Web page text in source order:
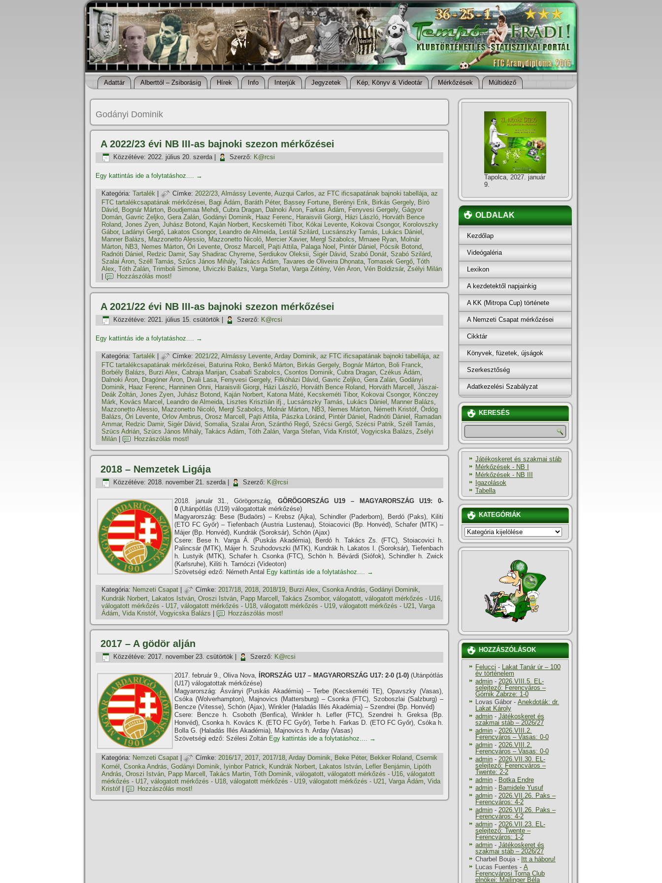
Adattár Alberttól – Zsiborásig Hí­rek Info Interjúk Jegyzetek Kép, Könyv & Videotár Mérkőzések Múltidéző
Godányi Dominik
A 2022/23 évi NB III-as bajnoki szezon mérkőzései
Közzétéve: 2022. július 20. szerda| Szerző: K@rcsi
Egy kattintás ide a folytatáshoz.... →
Kategória: Tartalék Címke: 2022/23, Almássy Levente, Auzqui Carlos, az FTC ificsapatának bajnoki tabellája, az
FTC tartalékcsapatának mérkőzései, Bagi Ádám, Baráth Péter, Bassey Fortune, Berényi Erik, Birkás Gergely, Bíró
Dávid, Bognár Márton, Boudjemaa Mehdi, Cubra Dragan, Dalnoki Áron, Farkas Ádám, Fenyvesi Gergely, Gágyor
Domán, Gavric Zeljko, Gera Zalán, Godányi Dominik, Haaz Ferenc, Haraisvili Giorgi, Házi László, Horváth Bence
Roland, Jones Zyen, Juhász Botond, Kaján Norbert, Kecskeméti Tibor, Kókai Levente, Kokovai Csongor, Korolovszky
Gábor, Ladányi Gergő, Lakatos Csongor, Leandro de Almeida, Lestál Szilárd, Lucsánszky Tamás, Lukács Dániel ,
Manner Balázs, Mazzonetto Alessio, Mazzonetto Nicoló, Mercier Xavier, Mergl Szabolcs, Mmaee Ryan, Molnár
Márton, NB3, Nemes Márton, Őri Levente, Orosz Marcell , Pajti Attila, Palaga Noel , Pintér Dániel , Pócsik Botond,
Radnóti Dániel , Redzic Damir, Say Shadirac Chyreme, Serdiukov Oleksii, Sigér Dávid, Szabó Donát, Szabó Szilárd,
Szalai Áron, Széll Tamás, Szűcs János Mihály, Takács Ádám, Tavares de Oliveira Dhonata, Tomasek Gergő, Tóth
Alex, Tóth Zalán, Trimboli Simone, Ulviczki Balázs, Varga Stefan, Varga Zétény, Vén Áron, Vén Boldizsár, Zsélyi Milán
Hozzászólás most!
A 2021/22 évi NB III-as bajnoki szezon mérkőzései
Közzétéve: 2021. július 15. csütörtök Szerző: K@rcsi
Egy kattintás ide a folytatáshoz.... →
Kategória: Tartalék Címke: 2021/22, Almássy Levente, Arday Dominik, az FTC ificsapatának bajnoki tabellája, az
FTC tartalékcsapatának mérkőzései, Baturina Roko, Benkő Márton, Birkás Gergely, Bognár Márton, Boli Franck,
Borbély Balázs, Burzi Alex, Cabraja Marijan, Csabafi Szabolcs, Csontos Dominik, Cubra Dragan, Czékus Ádám,
Dalnoki Áron, Dragóner Áron, Dvali Lasa, Fenyvesi Gergely, Filkóházi Dávid, Gavric Zeljko, Gera Zalán, Godányi
Dominik, Haaz Ferenc, Hanninen Onni, Haraisvili Giorgi, Házi László, Horváth Bence Roland, Horváth Marcell , Jászai-
Deák Zoltán, Jones Zyen, Juhász Botond, Kaján Norbert, Katona Máté, Kecskeméti Tibor, Kokovai Csongor, Könczey
Márk, Kovács Marcel , Leandro de Almeida, Lisztes Krisztián ifj., Lucsánszky Tamás, Lukács Dániel , Manner Balázs,
Mazzonetto Alessio, Mazzonetto Nicoló, Mergl Szabolcs, Molnár Márton, NB3, Nemes Márton, Németh Kristóf, Ördög
Balázs, Őri Levente, Orlov Ambrus, Orosz Marcell , Pajti Attila, Pászka Lóránd, Pintér Dániel , Radnóti Dániel , Ramadan
Ammar, Redzic Damir, Sigér Dávid, Somalia, Szalai Áron, Szánthó Regő, Szécsi Gergő, Szécsi Patrik, Széll Tamás,
Szücs Adrián, Szücs János Mihály, Takács Ádám, Tóth Zalán, Varga Stefan, Vida Kristóf, Vogyicska Balázs, Zsélyi
Milán
Hozzászólás most!
2018 – Nemzetek Ligája
Közzétéve: 2018. november 21. szerda| Szerző: K@rcsi
2018. január 31., Görögország, GÖRÖGORSZÁG U19 – MAGYARORSZÁG U19: 0-
0 (Utánpótlás (U19) válogatottak mérkőzése)
Magyarország: Bese (Budaörs) – Krebsz (Ajka), Schindler (Paderborn), Berdó (Paks), Kiliti
(ETO FC Győr) – Tiefenbach (Austria Lustenau), Stoiacovici (Bp. Honvéd), Schafer (MTK) –
Májer (Bp. Honvéd), Kundrák (Soroksár), Schön (Ajax)
Csere: Bese h. Varga Á. (Puskás Akadémia), Berdó h. Takács Zs. (FTC), Stoiacovici h.
Palincsár (MTK), Májer h. Szuhodovszki (MTK), Kundrák h. Lakatos I. (Soroksár), Tiefenbach
h. Lustyik (MTK), Schafer h. Csonka (FTC), Schön h. Bévárdi (Siófok), Schindler h. Zwick
(Karlsruhe), Kiliti h. Tarnóczi (Videoton)
Szövetségi edző: Németh Antal Egy kattintás ide a folytatáshoz.... →
Kategória: Nemzeti Csapat Címke: 2017/18, 2018, 2018/19, Burzi Alex, Csonka András, Godányi Dominik,
Kundrák Norbert, Lakatos István, Oroszi István, Papp Marcell , Takács Zsombor, válogatott, válogatott mérkőzés - U16,
válogatott mérkőzés - U17, válogatott mérkőzés - U18, válogatott mérkőzés - U19, válogatott mérkőzés - U21, Varga
Ádám, Vida Kristóf, Vogyicska Balázs Hozzászólás most!
2017 – A gödör alján
Közzétéve: 2017. november 23. csütörtök Szerző: K@rcsi
2017. február 9., Oliva Nova, ÍRORSZÁG U17 – MAGYARORSZÁG U17: 2-0 (1-0)(Utánpótlás
(U17) válogatottak mérkőzése)
Magyarország: Ásványi (Puskás Akadémia) – Terbe (Kecskeméti TE), Opavszky (Vasas),
Csóka (Wolverhampton), Majnovics (Mattersburg) – Csonka (FTC), Szoboszlai (Salzburg) –
Bencze (Vitesse), Schön (Ajax), Winkler (Haladás Illés Akadémia) – Szendrei (Bp. Honvéd)
Csere: Bencze h. Csoboth (Benfica), Winkler h. Lefler (FTC), Szendrei h. Greksa (Bp.
Honvéd), Csonka h. Kovács K. (ETO FC Győr), Terbe h. Farkas D. (ETO FC Győr), Csóka h.
Bolla G. (Haladás Illés Akadémia), Majnovics h. Arday (Vasas)
Szövetségi edző: Szélesi Zoltán Egy kattintás ide a folytatáshoz.... →
Kategória: Nemzeti Csapat Címke: 2016/17, 2017, 2017/18, Arday Dominik, Beke Péter, Bekker Roland, Csernik
Kornél , Csonka András, Godányi Dominik, Iyinbor Patrick, Kundrák Norbert, Lakatos István, Lefler Benjámin, Lipóth
András, Oroszi István, Papp Marcell , Takács Martin, Tóth Dominik, válogatott, válogatott mérkőzés - U16, válogatott
mérkőzés - U17, válogatott mérkőzés - U18, válogatott mérkőzés - U19, válogatott mérkőzés - U21, Varga Ádám, Vida
Kristóf
Hozzászólás most!
Tapolca, 2027. január
9.
OLDALAK
Kezdőlap
Videógaléria
Lexikon
A kezdetektől napjainkig
A KK (Mitropa Cup) története
A Nemzeti Csapat mérkőzései
Cikktár
Könyvek, füzetek, újságok
Szerkesztőség
Adatkezelési Szabályzat
KERESÉS
Játékoskeret és szakmai stáb
Mérkőzések - NB I
Mérkőzések - NB III
Igazolások
Tabella
KATEGÓRIÁK
KATEGÓRIÁK
HOZZÁSZÓLÁSOK
Felucci - Lakat Tanár úr – 100
év történelem
admin - 2026.VIII.5. EL-
selejtező: Ferencváros –
Górnik Zabrze: 1-0
Lovas Gábor - Anekdoták: dr.
Lakat Károly
admin - Játékoskeret és
szakmai stáb – 2026/27
admin - 2026.VIII.2.
Ferencváros – Vasas: 0-0
admin - 2026.VIII.2.
Ferencváros – Vasas: 0-0
admin - 2026.VII.30. EL-
selejtező: Ferencváros –
Twente: 2-2
admin - Botka Endre
admin - Bamidele Yusuf
admin - 2026.VII.26. Paks –
Ferencváros: 4-2
admin - 2026.VII.26. Paks –
Ferencváros: 4-2
admin - 2026.VII.23. EL-
selejtező: Twente –
Ferencváros: 1-2
admin - Játékoskeret és
szakmai stáb – 2026/27
Charbel Bouja- Itt a háboru!
Lucas Fuentes - A
Ferencvárosi Torna Club
elnökei: Mailinger Béla